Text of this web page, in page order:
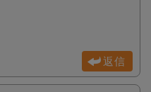
返信